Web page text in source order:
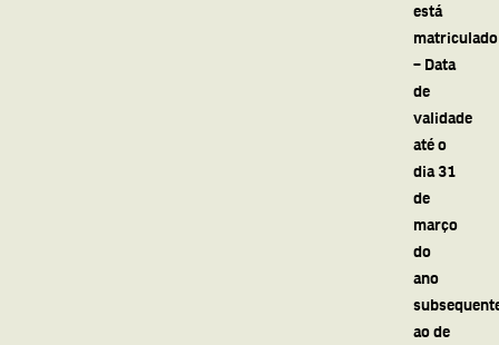
está
matriculado
– Data
de
validade
até o
dia 31
de
março
do
ano
ao de